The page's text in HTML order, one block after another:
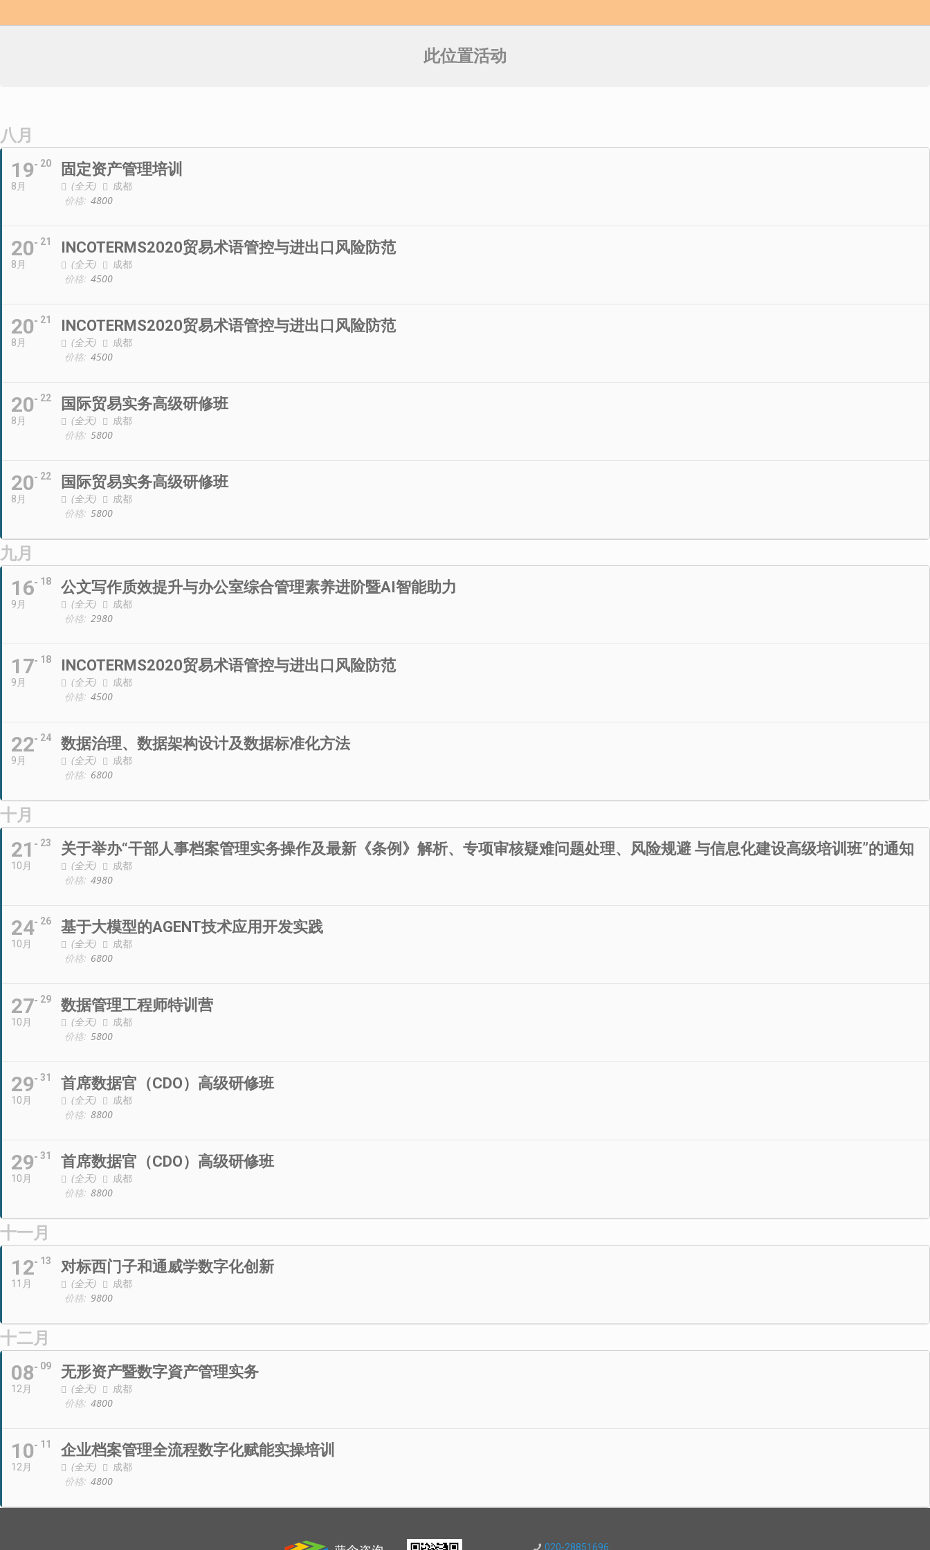
此位置活动
八月
19
8月
20 固定资产管理培训
(全天)
成都
价格: 4800
20
8月
21 INCOTERMS2020贸易术语管控与进出口风险防范
(全天)
成都
价格: 4500
20
8月
21 INCOTERMS2020贸易术语管控与进出口风险防范
(全天)
成都
价格: 4500
20
8月
22 国际贸易实务高级研修班
(全天)
成都
价格: 5800
20
8月
22 国际贸易实务高级研修班
(全天)
成都
价格: 5800
九月
16
9月
18 公文写作质效提升与办公室综合管理素养进阶暨AI智能助力
(全天)
成都
价格: 2980
17
9月
18 INCOTERMS2020贸易术语管控与进出口风险防范
(全天)
成都
价格: 4500
22
9月
24 数据治理、数据架构设计及数据标准化方法
(全天)
成都
价格: 6800
十月
21
10月
23 关于举办“干部人事档案管理实务操作及最新《条例》解析、专项审核疑难问题处理、风险规避 与信息化建设高级培训班”的通知
(全天)
成都
价格: 4980
24
10月
26 基于大模型的AGENT技术应用开发实践
(全天)
成都
价格: 6800
27
10月
29 数据管理工程师特训营
(全天)
成都
价格: 5800
29
10月
31 首席数据官（CDO）高级研修班
(全天)
成都
价格: 8800
29
10月
31 首席数据官（CDO）高级研修班
(全天)
成都
价格: 8800
十一月
12
11月
13 对标西门子和通威学数字化创新
(全天)
成都
价格: 9800
十二月
08
12月
09 无形资产暨数字資产管理实务
(全天)
成都
价格: 4800
10
12月
11 企业档案管理全流程数字化赋能实操培训
(全天)
成都
价格: 4800
020-28851696